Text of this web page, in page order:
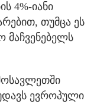
4%-იანი
თუმცა ეს
მაჩვენებელს
ევროპული